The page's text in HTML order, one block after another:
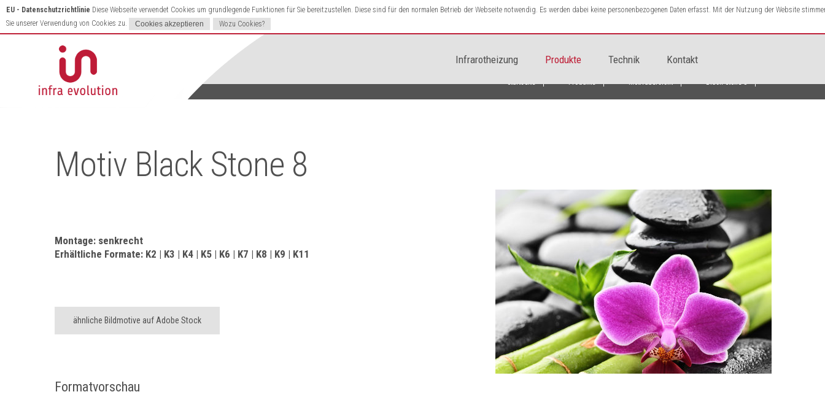
EU - Datenschutzrichtlinie Diese Webseite verwendet Cookies um grundlegende Funktionen für Sie bereitzustellen. Diese sind für den normalen Betrieb der Webseite notwendig. Es werden dabei keine personenbezogenen Daten erfasst. Mit der Nutzung der Website
Sie unserer Verwendung von Cookies zu.
Wozu Cookies?
Infrarotheizung Produkte Technik Kontakt
Startseite Produkte Motivübersicht Black Stone 8
Motiv Black Stone 8
Montage: senkrecht
Erhältliche Formate: K2 | K3 | K4 | K5 | K6 | K7 | K8 | K9 | K11
ähnliche Bildmotive auf Adobe Stock
Formatvorschau